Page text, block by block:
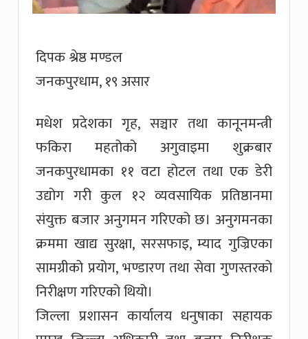
दिपक श्रेष्ठ मण्डल
जनकपुरधाम, १९ असार
मधेश प्रदेशका गृह, सञ्चार तथा कानूनमन्त्री
फकिरा महतोको अगुवाइमा शुक्रबार
जनकपुरधामका ११ वटा होटल तथा एक डेरी
उद्योग गरी कुल १२ व्यवसायिक प्रतिष्ठानमा
संयुक्त बजार अनुगमन गरिएको छ। अनुगमनका
क्रममा खाद्य सुरक्षा, सरसफाइ, म्याद गुज्रिएका
सामग्रीको प्रयोग, भण्डारण तथा सेवा गुणस्तरको
निरीक्षण गरिएको थियो।
जिल्ला प्रशासन कार्यालय धनुषाका सहायक